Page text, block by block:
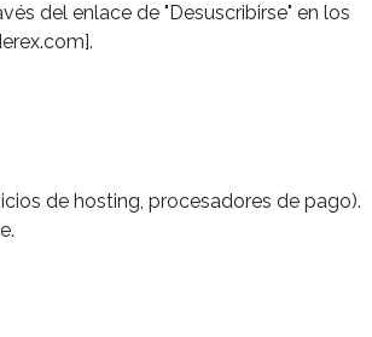
del enlace de "Desuscribirse" en los
de hosting, procesadores de pago).